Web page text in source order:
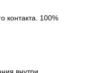
контакта. 100%